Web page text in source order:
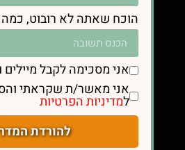
יצירת קשר
כתובת
תל אביב,
7575250
הוכח שאתה לא רובוט, כמה זה
אני מסכימה לקבל מיילים
אני מאשר/ת שקראתי
למדיניות הפרטיות
להורדת